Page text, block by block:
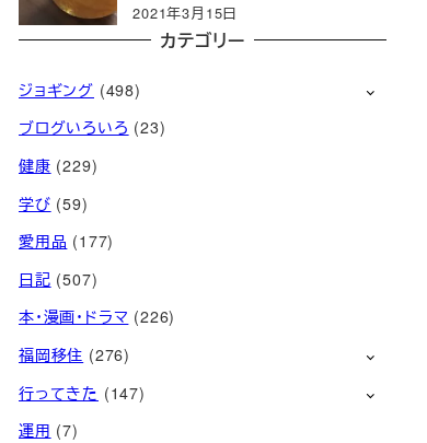
2021年3月15日
カテゴリー
ジョギング (498)
ブログいろいろ (23)
健康 (229)
学び (59)
愛用品 (177)
日記 (507)
本・漫画・ドラマ (226)
福岡移住 (276)
行ってきた (147)
運用 (7)